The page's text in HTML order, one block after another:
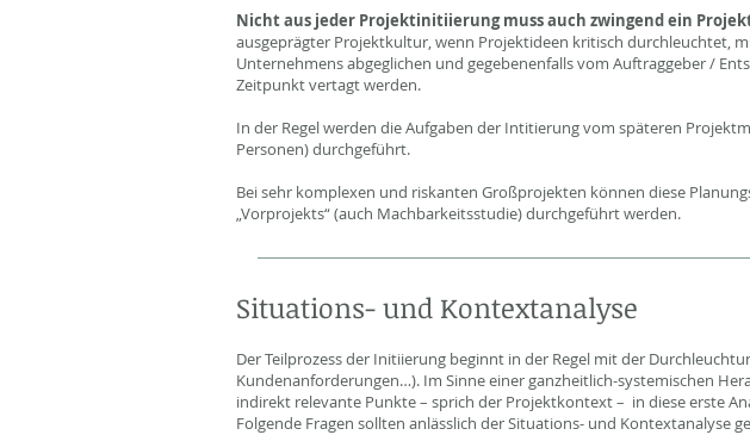
Nicht aus jeder Projektinitiierung muss auch zwingend ein
ausgeprägter Projektkultur, wenn Projektideen kritisch durchleuchtet,
Unternehmens abgeglichen und gegebenenfalls vom Auftraggeber /
Zeitpunkt vertagt werden.
In der Regel werden die Aufgaben der Intitierung vom späteren
Personen) durchgeführt.
Bei sehr komplexen und riskanten Großprojekten können diese
„Vorprojekts“ (auch Machbarkeitsstudie) durchgeführt werden.
Situations- und Kontextanalyse
Der Teilprozess der Initiierung beginnt in der Regel mit der
Kundenanforderungen…). Im Sinne einer ganzheitlich-systemischen
indirekt relevante Punkte – sprich der Projektkontext – in diese erste
Folgende Fragen sollten anlässlich der Situations- und Kontextanalyse